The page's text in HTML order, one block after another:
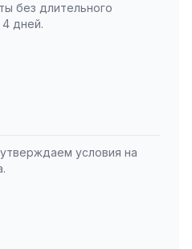
без длительного
дней.
условия на